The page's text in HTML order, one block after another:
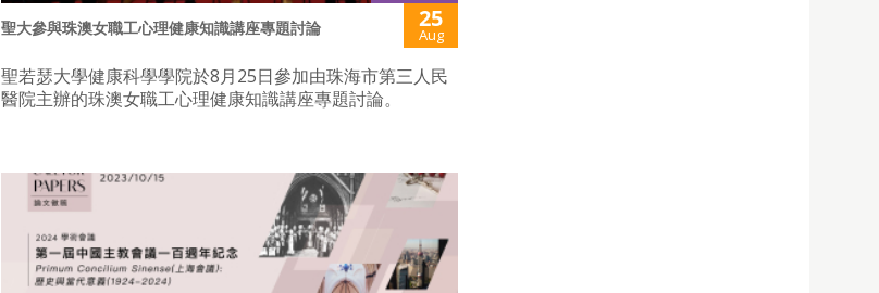
聖大參與珠澳女職工心理健康知識講座專題討論 25
Aug
聖若瑟大學健康科學學院於8月25日參加由珠海市第三人民
醫院主辦的珠澳女職工心理健康知識講座專題討論。